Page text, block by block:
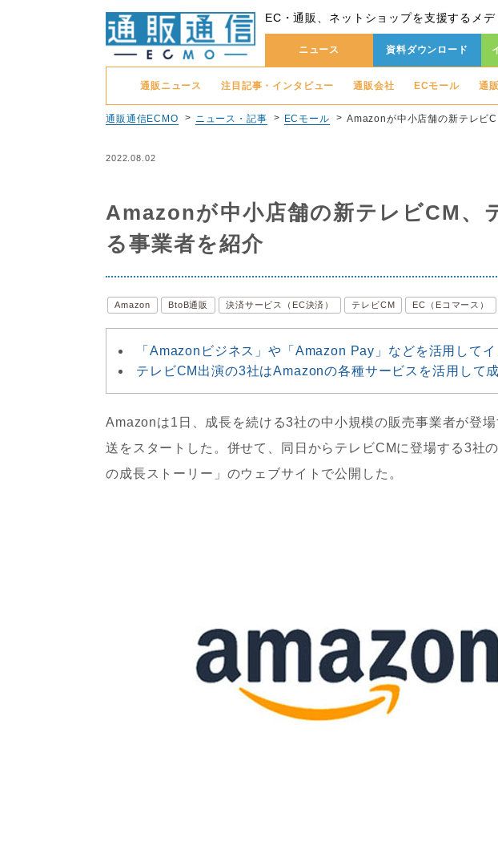
EC・通販、ネットショップを支援するメデ
ニュース 資料ダウンロード
通販ニュース 注目記事・インタビュー 通販会社 ECモール 通
通販通信ECMO ニュース・記事 ECモール Amazonが中小店舗の新テレビ
2022.08.02
Amazonが中小店舗の新テレビCM、
る事業者を紹介
Amazon BtoB通販 決済サービス（EC決済） テレビCM EC（Eコマース）
「Amazonビジネス」や「Amazon Pay」などを活用して
テレビCM出演の3社はAmazonの各種サービスを活用して
Amazonは1日、成長を続ける3社の中小規模の販売事業者が登
送をスタートした。併せて、同日からテレビCMに登場する3社
の成長ストーリー」のウェブサイトで公開した。